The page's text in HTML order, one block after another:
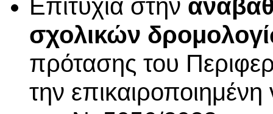
Επιτυχία στην
σχολικών
πρότασης του
την